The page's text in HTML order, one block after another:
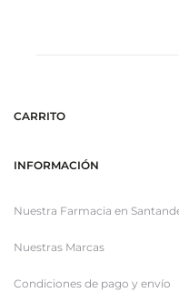
CARRITO
INFORMACIÓN
Nuestra Farmacia en
Nuestras Marcas
Condiciones de pago y envío